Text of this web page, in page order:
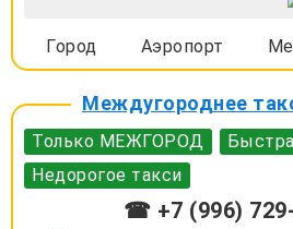
Город Аэропорт
Междугороднее
Только МЕЖГОРОД
Недорогое такси
☎ +7 (996)